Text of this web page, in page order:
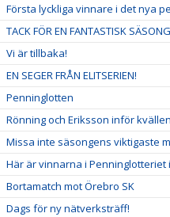
Första lyckliga vinnare i det nya
TACK FÖR EN FANTASTISK SÄSONG
Vi är tillbaka!
EN SEGER FRÅN ELITSERIEN!
Penninglotten
Rönning och Eriksson inför
Missa inte säsongens viktigaste
Här är vinnarna i Penninglotteriet
Bortamatch mot Örebro SK
Dags för ny nätverksträff!